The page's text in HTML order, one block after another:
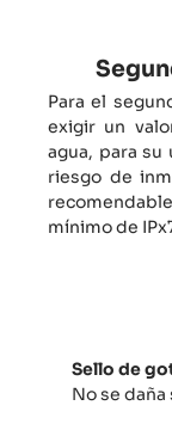
Para el
exigir un
agua, para su
riesgo de
mínimo de
Sello de
No se daña